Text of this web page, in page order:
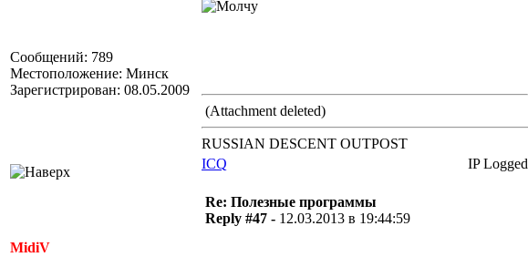
Сообщений: 789
Местоположение: Минск
Зарегистрирован: 08.05.2009
(Attachment deleted)
RUSSIAN DESCENT OUTPOST
ICQ
IP Logged
MidiV
Re: Полезные программы
Reply #47 - 12.03.2013 в 19:44:59